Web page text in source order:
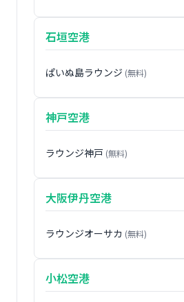
石垣空港
ぱいぬ島ラウンジ (無料)
神戸空港
ラウンジ神戸 (無料)
大阪伊丹空港
ラウンジオーサカ (無料)
小松空港